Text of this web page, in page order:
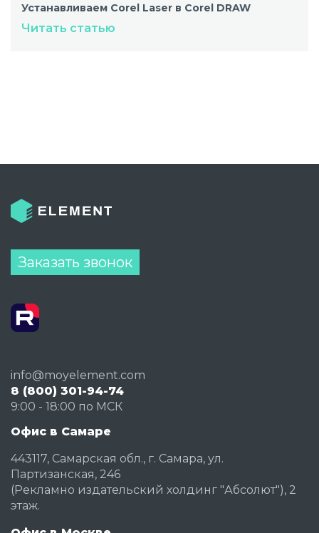
Устанавливаем Corel Laser в Corel DRAW
Читать статью
Заказать звонок
info@moyelement.com
8 (800) 301-94-74
9:00 - 18:00 по МСК
Офис в Самаре
443117, Самарская обл., г. Самара, ул.
Партизанская, 246
(Рекламно издательский холдинг "Абсолют"), 2
этаж.